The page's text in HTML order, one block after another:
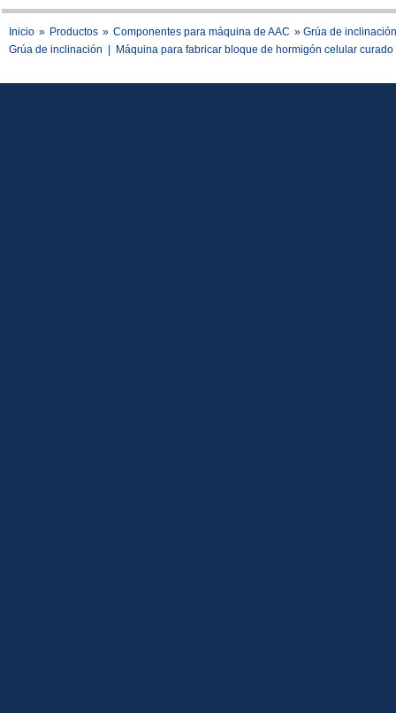
Inicio » Productos » Componentes para máquina de AAC » Grúa de inclinación
Grúa de inclinación
Máquina para fabricar bloque de hormigón celular